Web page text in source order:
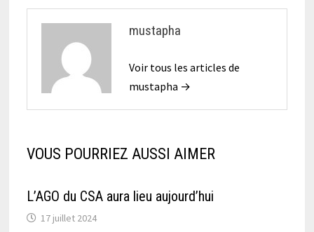
mustapha
Voir tous les articles de
mustapha →
VOUS POURRIEZ AUSSI AIMER
L’AGO du CSA aura lieu aujourd’hui
17 juillet 2024